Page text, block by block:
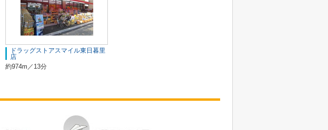
ドラッグストアスマイル東日暮里
店
約974m／13分